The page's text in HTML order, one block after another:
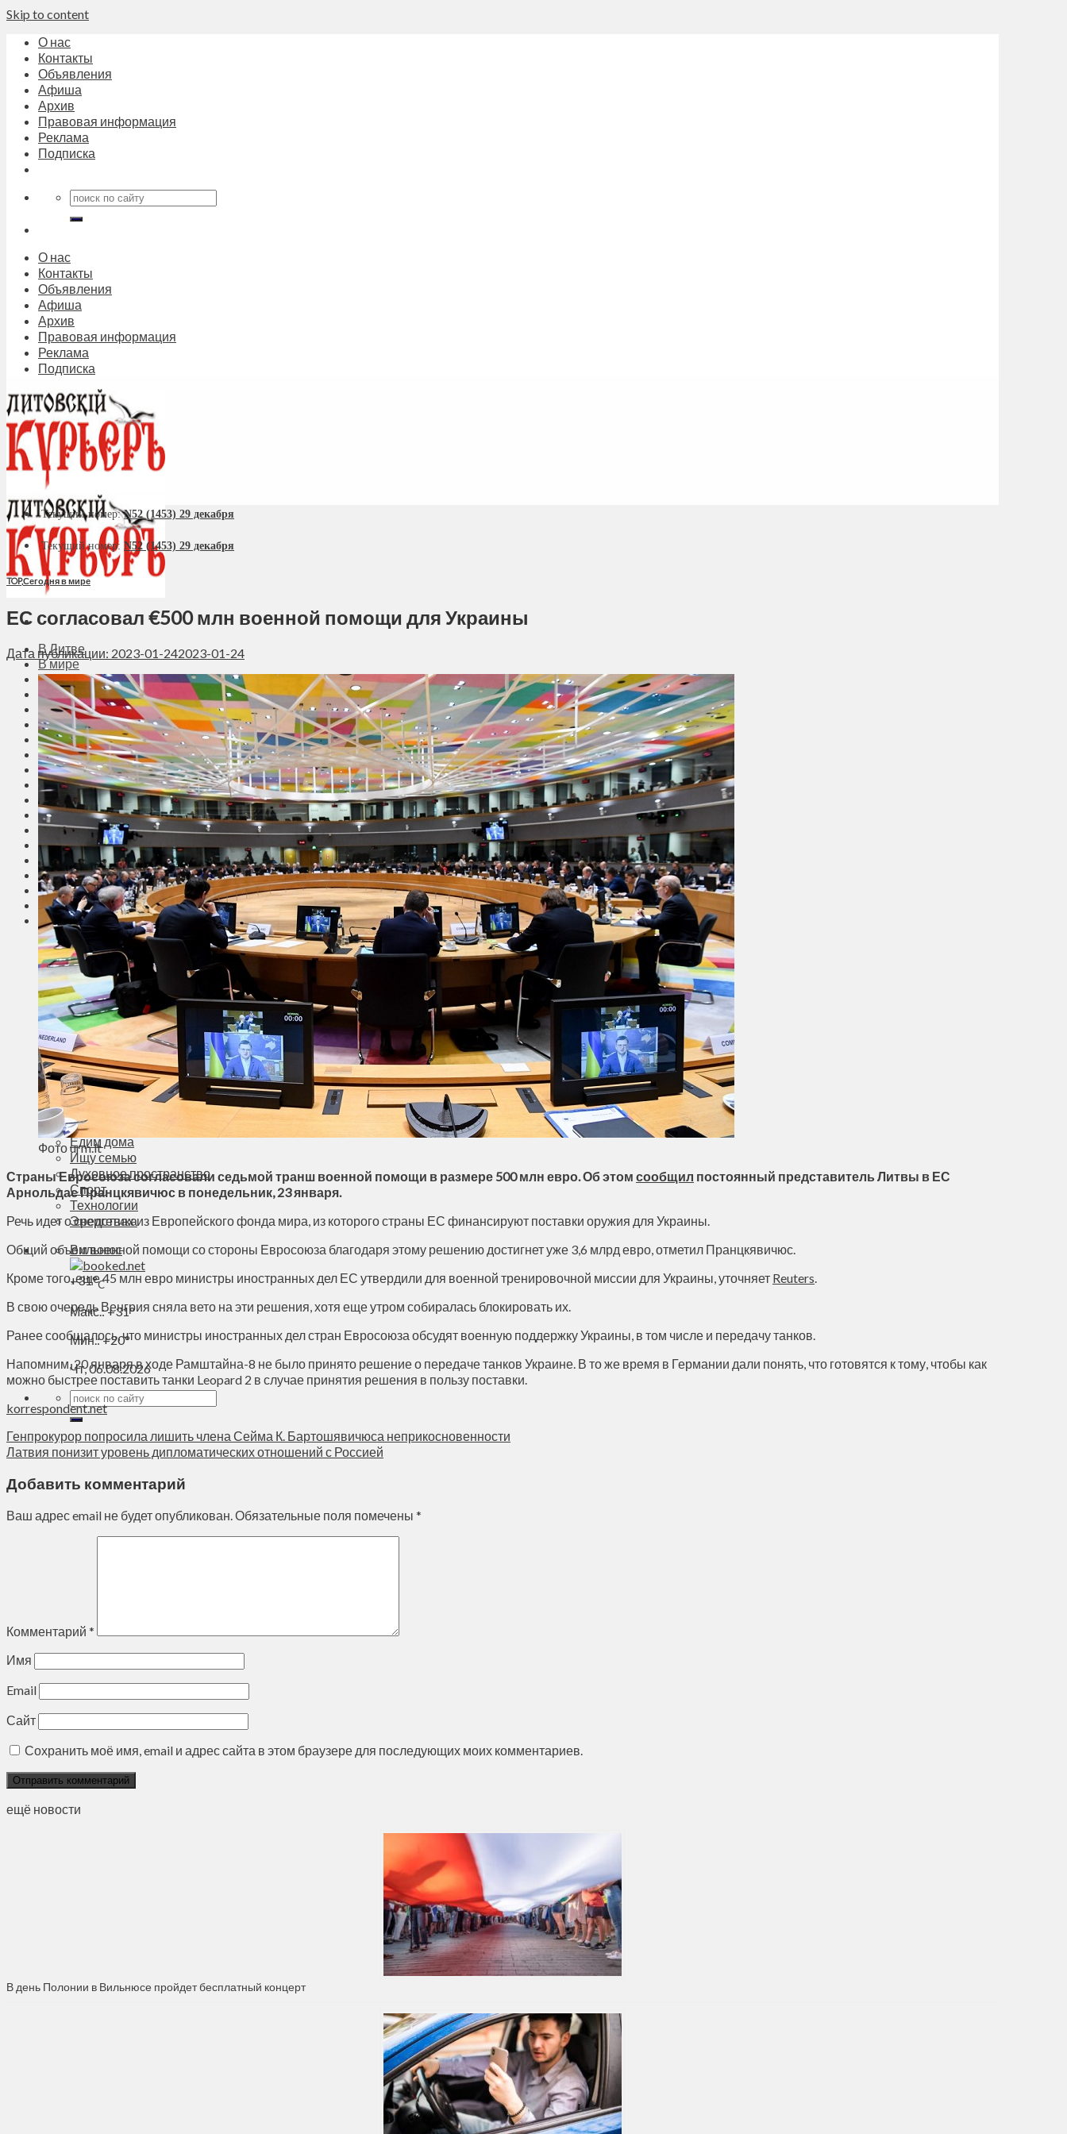
Skip to content
О нас
Контакты
Объявления
Афиша
Архив
Правовая информация
Реклама
Подписка
О нас
Контакты
Объявления
Афиша
Архив
Правовая информация
Реклама
Подписка
В Литве
В мире
Политика
Экономика
Бизнес
Общество
Мнения
Вильнюс
Клайпеда
Висагинас
Регионы
Соседи
Транспорт
Выбор читателей
Калейдоскоп
Армия
Сейм Литвы
Культура
Больше
Фоторепортаж
Туризм
ЛК рекомендует
Сеньорам
Образование
Здравоохранение
Экология
Происшествия
Приграничье
Деньги
Визиты
Выборы
Агроновости
Едим дома
Ищу семью
Духовное пространство
Спорт
Технологии
Энергетика
Вильнюс
+31°C
Макс.:+31°
Мин.:+20°
Чт, 06.08.2026
Текущий номер:N52 (1453) 29 декабря
Текущий номер: N52 (1453) 29 декабря
TOP,Сегодня в мире
ЕС согласовал €500 млн военной помощи для Украины
Дата публикации: 2023-01-242023-01-24
Фото urm.lt
Страны Евросоюза согласовали седьмой транш военной помощи в размере 500 млн евро. Об этом сообщил постоянный представитель Литвы в ЕС
Арнольдас Пранцкявичюс в понедельник, 23 января.
Речь идет о средствах из Европейского фонда мира, из которого страны ЕС финансируют поставки оружия для Украины.
Общий объем военной помощи со стороны Евросоюза благодаря этому решению достигнет уже 3,6 млрд евро, отметил Пранцкявичюс.
Кроме того, еще 45 млн евро министры иностранных дел ЕС утвердили для военной тренировочной миссии для Украины, уточняет Reuters.
В свою очередь Венгрия сняла вето на эти решения, хотя еще утром собиралась блокировать их.
Ранее сообщалось, что министры иностранных дел стран Евросоюза обсудят военную поддержку Украины, в том числе и передачу танков.
Напомним, 20 января в ходе Рамштайна-8 не было принято решение о передаче танков Украине. В то же время в Германии дали понять, что готовятся к тому, чтобы как
можно быстрее поставить танки Leopard 2 в случае принятия решения в пользу поставки.
korrespondent.net
Генпрокурор попросила лишить члена Сейма К. Бартошявичюса неприкосновенности
Латвия понизит уровень дипломатических отношений с Россией
Добавить комментарий
Ваш адрес email не будет опубликован.Обязательные поля помечены *
Комментарий *
Имя
Email
Сайт
Сохранить моё имя, email и адрес сайта в этом браузере для последующих моих комментариев.
ещё новости
В день Полонии в Вильнюсе пройдет бесплатный концерт